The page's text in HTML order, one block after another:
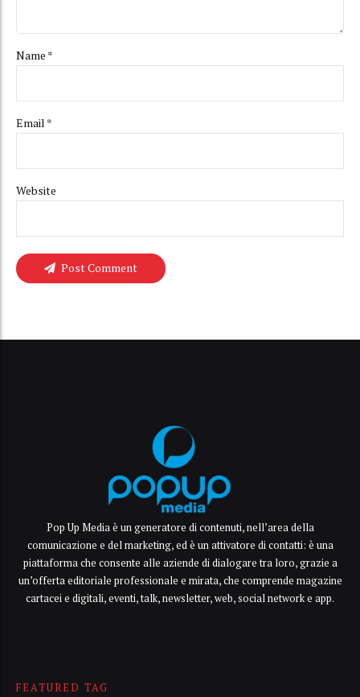
Name *
Email *
Website
Post Comment
Pop Up Media è un generatore di contenuti, nell’area della
comunicazione e del marketing, ed è un attivatore di contatti: è una
piattaforma che consente alle aziende di dialogare tra loro, grazie a
un’offerta editoriale professionale e mirata, che comprende magazine
cartacei e digitali, eventi, talk, newsletter, web, social network e app.
FEATURED TAG